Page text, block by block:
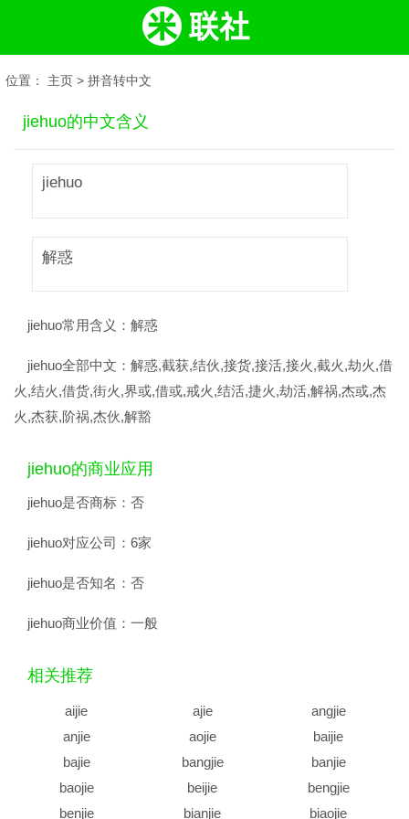
位置： 主页 > 拼音转中文
jiehuo的中文含义
jiehuo
解惑
jiehuo常用含义： 解惑
jiehuo全部中文： 解惑,截获,结伙,接货,接活,接火,截火,劫火,借
火,结火,借货,街火,界或,借或,戒火,结活,捷火,劫活,解祸,杰或,杰
火,杰获,阶祸,杰伙,解豁
jiehuo的商业应用
jiehuo是否商标： 否
jiehuo对应公司： 6家
jiehuo是否知名： 否
jiehuo商业价值： 一般
相关推荐
aijie ajie
angjie
anjie
aojie
baijie
bajie
bangjie
banjie
baojie
beijie
bengjie
benjie
bianjie biaojie